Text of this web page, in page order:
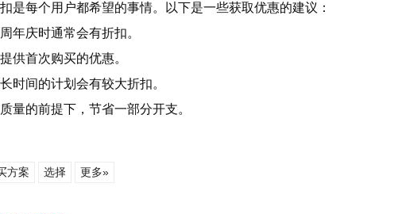
是每个用户都希望的事情。以下是一些获取优惠的建议：
年庆时通常会有折扣。
供首次购买的优惠。
时间的计划会有较大折扣。
量的前提下，节省一部分开支。
方案 选择 更多»